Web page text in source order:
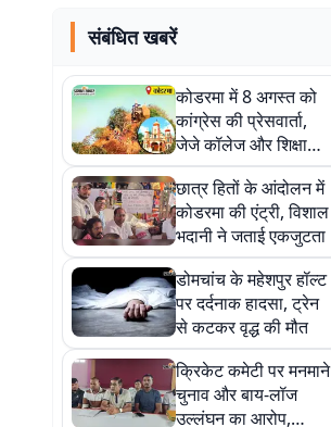
संबंधित खबरें
कोडरमा में 8 अगस्त को
कांग्रेस की प्रेसवार्ता,
जेजे कॉलेज और शिक्षा
व्यवस्था पर रखेगी पक्ष
छात्र हितों के आंदोलन में
कोडरमा की एंट्री, विशाल
भदानी ने जताई एकजुटता
डोमचांच के महेशपुर हॉल्ट
पर दर्दनाक हादसा, ट्रेन
से कटकर वृद्ध की मौत
क्रिकेट कमेटी पर मनमाने
चुनाव और बाय-लॉज
उल्लंघन का आरोप,